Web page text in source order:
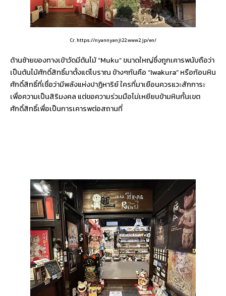
Cr. https://nyannyanji22.www2.jp/en/
ด้านซ้ายของทางเข้าวัดมีต้นไม้ “Muku” ขนาดใหญ่ซึ่งถูกเคารพนับถือว่า
เป็นต้นไม้ศักดิ์สิทธิ์มาตั้งแต่โบราณ ข้างๆกันคือ “Iwakura” หรือก้อนหิน
ศักดิ์สิทธิ์ที่เชื่อว่ามีพลังแห่งปาฏิหาริย์ ใครที่มาเยือนควรแวะสักการะ
เพื่อความเป็นสิริมงคล แต่ขอความร่วมมือไม่เหยียบข้ามหินกั้นเขต
ศักดิ์สิทธิ์เพื่อเป็นการเคารพต่อสถานที่